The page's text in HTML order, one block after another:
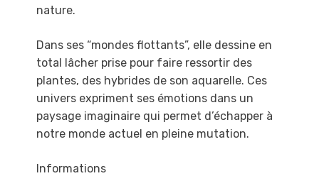
nature.
Dans ses “mondes flottants”, elle dessine en
total lâcher prise pour faire ressortir des
plantes, des hybrides de son aquarelle. Ces
univers expriment ses émotions dans un
paysage imaginaire qui permet d’échapper à
notre monde actuel en pleine mutation.
Informations